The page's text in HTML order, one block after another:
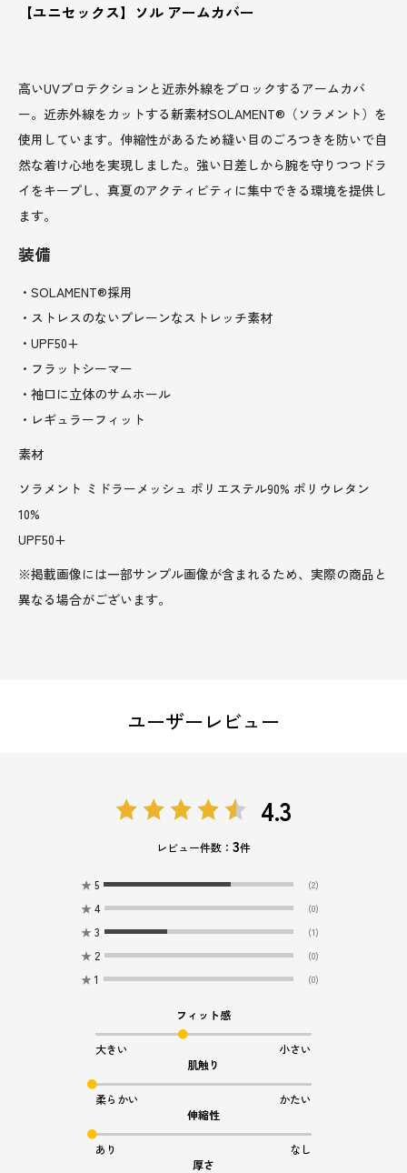
【ユニセックス】ソル アームカバー
高いUVプロテクションと近赤外線をブロックするアームカバ
ー。近赤外線をカットする新素材SOLAMENT®（ソラメント）を
使用しています。伸縮性があるため縫い目のごろつきを防いで自
然な着け心地を実現しました。強い日差しから腕を守りつつドラ
イをキープし、真夏のアクティビティに集中できる環境を提供し
ます。
装備
・SOLAMENT®採用
・ストレスのないプレーンなストレッチ素材
・UPF50+
・フラットシーマー
・袖口に立体のサムホール
・レギュラーフィット
素材
ソラメント ミドラーメッシュ ポリエステル90% ポリウレタン
10%
UPF50+
※掲載画像には一部サンプル画像が含まれるため、実際の商品と
異なる場合がございます。
ユーザーレビュー
4.3
レビュー件数： 3件
★ 5 (2)
★ 4 (0)
★ 3 (1)
★ 2 (0)
★ 1 (0)
フィット感
大きい
小さい
肌触り
柔らかい
かたい
伸縮性
あり
なし
厚さ